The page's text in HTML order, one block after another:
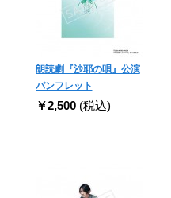
朗読劇『沙耶の唄』公演
パンフレット
￥2,500 (税込)